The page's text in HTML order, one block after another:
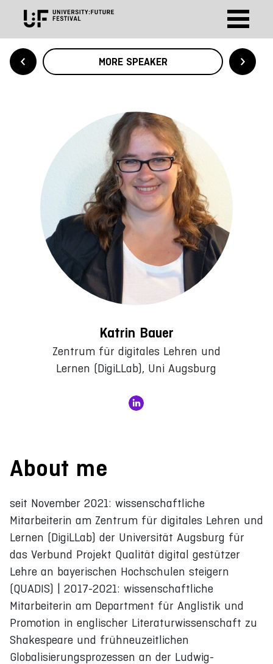
MORE SPEAKER
Katrin Bauer
Zentrum für digitales Lehren und
Lernen (DigiLLab), Uni Augsburg
About me
seit November 2021: wissenschaftliche
Mitarbeiterin am Zentrum für digitales Lehren und
Lernen (DigiLLab) der Universität Augsburg für
das Verbund Projekt Qualität digital gestützer
Lehre an bayerischen Hochschulen steigern
(QUADIS) | 2017-2021: wissenschaftliche
Mitarbeiterin am Department für Anglistik und
Promotion in englischer Literaturwissenschaft zu
Shakespeare und frühneuzeitlichen
Globalisierungsprozessen an der Ludwig-